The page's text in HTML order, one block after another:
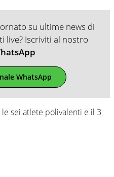
su ultime news di
live? Iscriviti al nostro
WhatsApp
le sei atlete polivalenti e il 3